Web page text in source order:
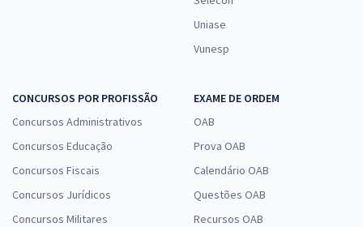
Uniase
Vunesp
CONCURSOS POR PROFISSÃO
Concursos Administrativos
Concursos Educação
Concursos Fiscais
Concursos Jurídicos
Concursos Militares
EXAME DE ORDEM
OAB
Prova OAB
Calendário OAB
Questões OAB
Recursos OAB